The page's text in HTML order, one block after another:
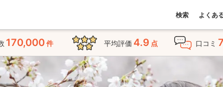
検索 よくあ
170,000件 平均評価 4.9 点 口コミ